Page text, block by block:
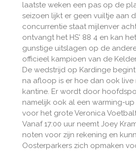
laatste weken een pas op de
seizoen lijkt er geen vuiltje aan
concurrentie staat mijlenver
ontvangt het HS' 88 4 en kan
gunstige uitslagen op de
officieel kampioen van de
De wedstrijd op Kardinge begint
na afloop is er hoe dan ook live
kantine. Er wordt door
namelijk ook al een warming-
voor het grote Veronica
Vanaf 17:00 uur neemt Joey
noten voor zijn rekening en
Oosterparkers zich opmaken